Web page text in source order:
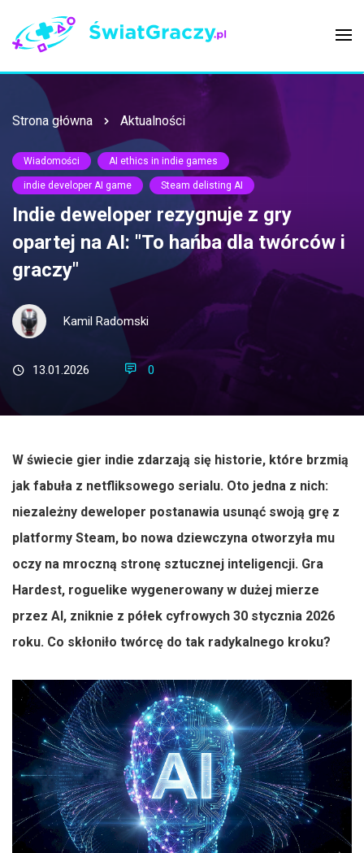
Strona główna Aktualności
Wiadomości AI ethics in indie games
indie developer AI game Steam delisting AI
Indie deweloper rezygnuje z gry
opartej na AI: "To hańba dla twórców i
graczy"
Kamil Radomski
13.01.2026 0
W świecie gier indie zdarzają się historie, które brzmią
jak fabuła z netfliksowego serialu. Oto jedna z nich:
niezależny deweloper postanawia usunąć swoją grę z
platformy Steam, bo nowa dziewczyna otworzyła mu
oczy na mroczną stronę sztucznej inteligencji. Gra
Hardest, roguelike wygenerowany w dużej mierze
przez AI, zniknie z półek cyfrowych 30 stycznia 2026
roku. Co skłoniło twórcę do tak radykalnego kroku?